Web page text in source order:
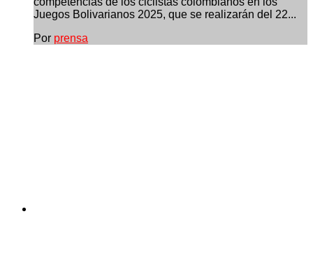
Juegos Bolivarianos 2025, que se realizarán del 22...
Por prensa